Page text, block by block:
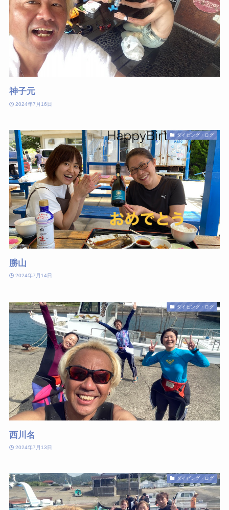
神子元
2024年7月16日
ダイビング・ログ
勝山
2024年7月14日
ダイビング・ログ
西川名
2024年7月13日
ダイビング・ログ